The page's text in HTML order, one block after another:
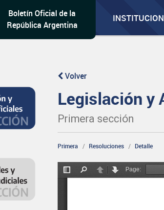
Boletín Oficial de la
República Argentina
Volver
Legislación y
Primera sección
Primera Resoluciones Detalle